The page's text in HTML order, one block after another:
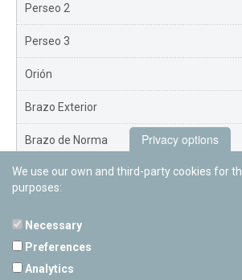
Perseo 2
Perseo 3
Orión
Brazo Exterior
Brazo de Norma
Nuevo Exterior
Privacy options
We use our own and third-party cookies for
purposes:
Necessary
Preferences
Analytics